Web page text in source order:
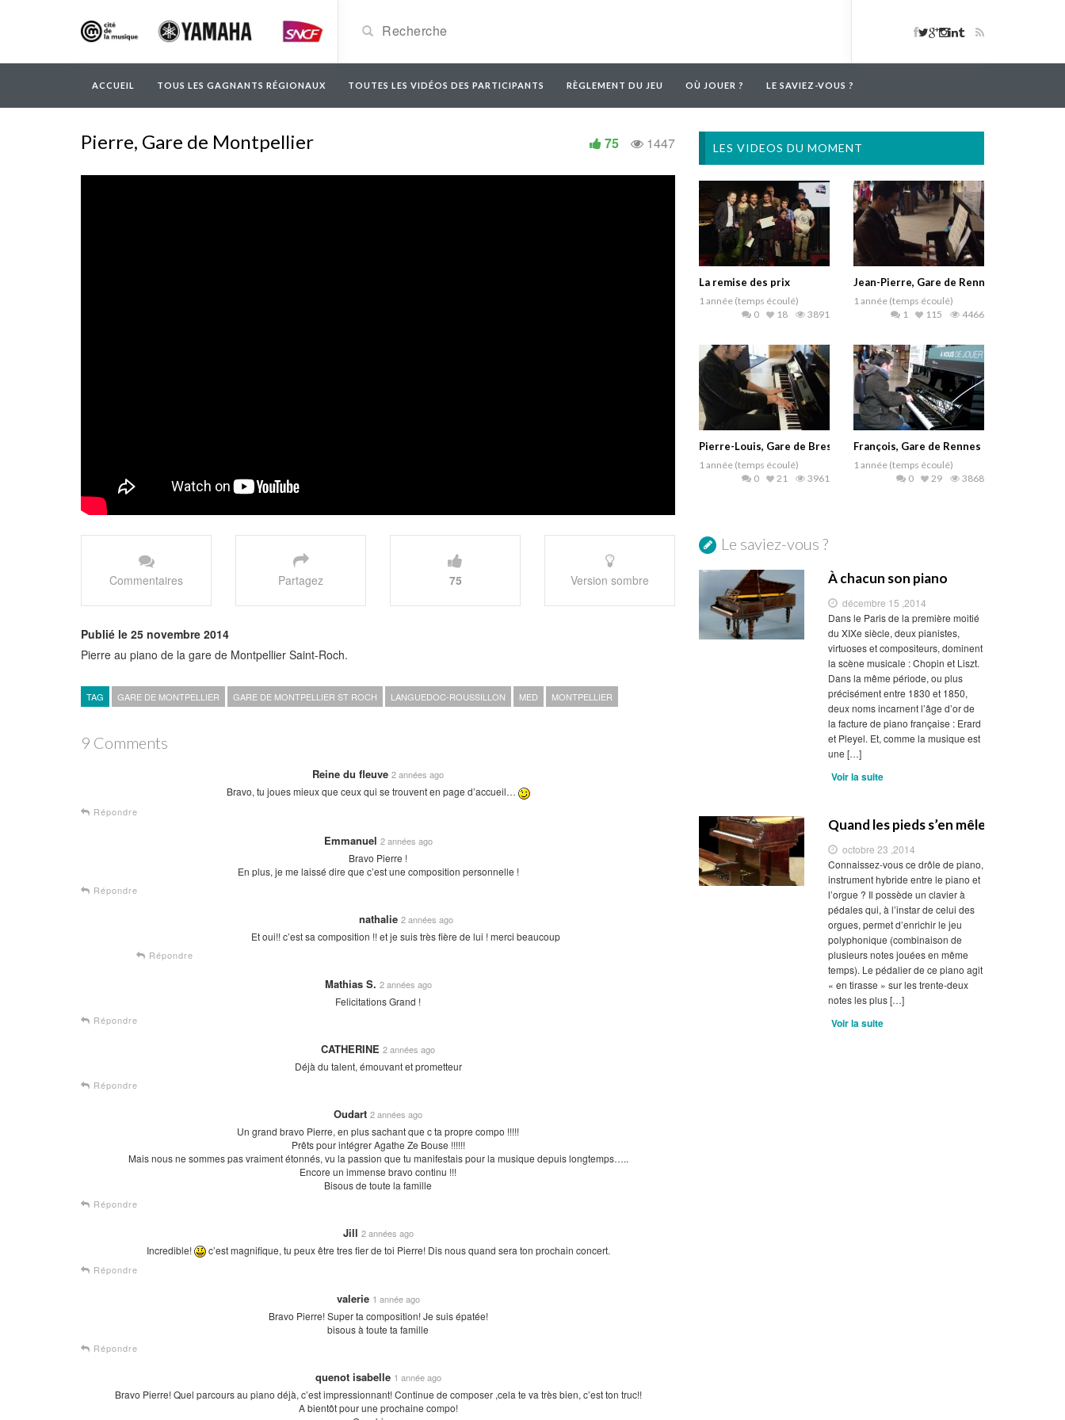
ACCUEIL TOUS LES GAGNANTS RÉGIONAUX TOUTES LES VIDÉOS DES PARTICIPANTS RÈGLEMENT DU JEU OÙ JOUER ? LE SAVIEZ-VOUS ?
Pierre, Gare de Montpellier 1447
75
Commentaires Partagez 75 Version sombre
Publié le 25 novembre 2014
Pierre au piano de la gare de Montpellier Saint-Roch.
TAG GARE DE MONTPELLIER GARE DE MONTPELLIER ST ROCH LANGUEDOC-ROUSSILLON MED MONTPELLIER
9 Comments
Reine du fleuve 2 années ago
Bravo, tu joues mieux que ceux qui se trouvent en page d’accueil…
Répondre
Emmanuel 2 années ago
Bravo Pierre !
En plus, je me laissé dire que c’est une composition personnelle !
Répondre
nathalie 2 années ago
Et oui!! c’est sa composition !! et je suis très fière de lui ! merci beaucoup
Répondre
Mathias S. 2 années ago
Felicitations Grand !
Répondre
CATHERINE 2 années ago
Déjà du talent, émouvant et prometteur
Répondre
Oudart 2 années ago
Un grand bravo Pierre, en plus sachant que c ta propre compo !!!!!
Prêts pour intégrer Agathe Ze Bouse !!!!!!
Mais nous ne sommes pas vraiment étonnés, vu la passion que tu manifestais pour la musique depuis longtemps…..
Encore un immense bravo continu !!!
Bisous de toute la famille
Répondre
Jill 2 années ago
Incredible! c’est magnifique, tu peux être tres fier de toi Pierre! Dis nous quand sera ton prochain concert.
Répondre
valerie 1 année ago
Bravo Pierre! Super ta composition! Je suis épatée!
bisous à toute ta famille
Répondre
quenot isabelle 1 année ago
Bravo Pierre! Quel parcours au piano déjà, c’est impressionnant! Continue de composer ,cela te va très bien, c’est ton truc!!
A bientôt pour une prochaine compo!
LES VIDEOS DU MOMENT
La remise des prix
1 année (temps écoulé)
3891
18
0
Jean-Pierre, Gare de Rennes
1 année (temps écoulé)
4466
115
1
Pierre-Louis, Gare de Brest
1 année (temps écoulé)
3961
21
0
François, Gare de Rennes
1 année (temps écoulé)
3868
29
0
Le saviez-vous ?
À chacun son piano
décembre 15 ,2014
Dans le Paris de la première moitié
du XIXe siècle, deux pianistes,
virtuoses et compositeurs, dominent
la scène musicale : Chopin et Liszt.
Dans la même période, ou plus
précisément entre 1830 et 1850,
deux noms incarnent l’âge d’or de
la facture de piano française : Erard
et Pleyel. Et, comme la musique est
une […]
Voir la suite
Quand les pieds s’en mêlent
octobre 23 ,2014
Connaissez-vous ce drôle de piano,
instrument hybride entre le piano et
l’orgue ? Il possède un clavier à
pédales qui, à l’instar de celui des
orgues, permet d’enrichir le jeu
polyphonique (combinaison de
plusieurs notes jouées en même
temps). Le pédalier de ce piano agit
« en tirasse » sur les trente-deux
notes les plus […]
Voir la suite